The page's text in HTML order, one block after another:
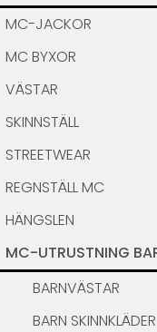
MC-JACKOR
MC BYXOR
VÄSTAR
SKINNSTÄLL
STREETWEAR
REGNSTÄLL MC
HÄNGSLEN
MC-UTRUSTNING
BARNVÄSTAR
BARN SKINNKLÄDER